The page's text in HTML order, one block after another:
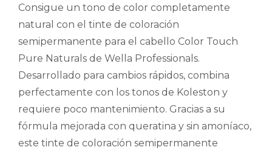
Consigue un tono de color completamente
natural con el tinte de coloración
semipermanente para el cabello Color Touch
Pure Naturals de Wella Professionals.
Desarrollado para cambios rápidos, combina
perfectamente con los tonos de Koleston y
requiere poco mantenimiento. Gracias a su
fórmula mejorada con queratina y sin amoníaco,
este tinte de coloración semipermanente